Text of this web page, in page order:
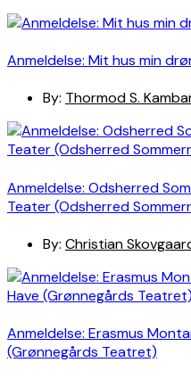
Anmeldelse: Mit hus min
By: Thormod S.
Anmeldelse: Odsherred
Teater (Odsherred
By: Christian
Anmeldelse: Erasmus
(Grønnegårds Teatret)